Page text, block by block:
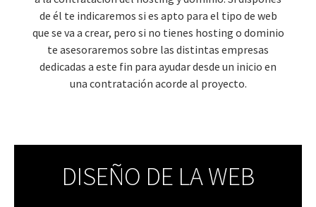
de él te indicaremos si es apto para el tipo de web
que se va a crear, pero si no tienes hosting o dominio
te asesoraremos sobre las distintas empresas
dedicadas a este fin para ayudar desde un inicio en
una contratación acorde al proyecto.
DISEÑO DE LA WEB